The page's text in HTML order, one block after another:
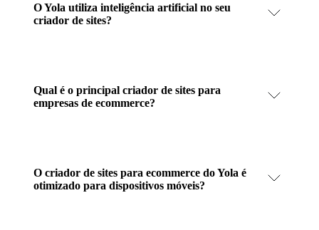
O Yola utiliza inteligência artificial no seu
criador de sites?
Qual é o principal criador de sites para
empresas de ecommerce?
O criador de sites para ecommerce do Yola é
otimizado para dispositivos móveis?